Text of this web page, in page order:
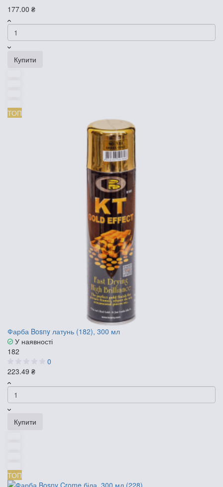
177.00 ₴
Купити
ТОП
Фарба Bosny латунь (182), 300 мл
У наявності
182
0
223.49 ₴
Купити
ТОП